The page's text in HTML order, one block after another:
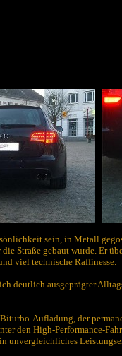
sein, in Metall
Straße gebaut wurde. Er
viel technische Raffinesse.
deutlich ausgeprägter
Aufladung, der
den High-Performance-
unvergleichliches